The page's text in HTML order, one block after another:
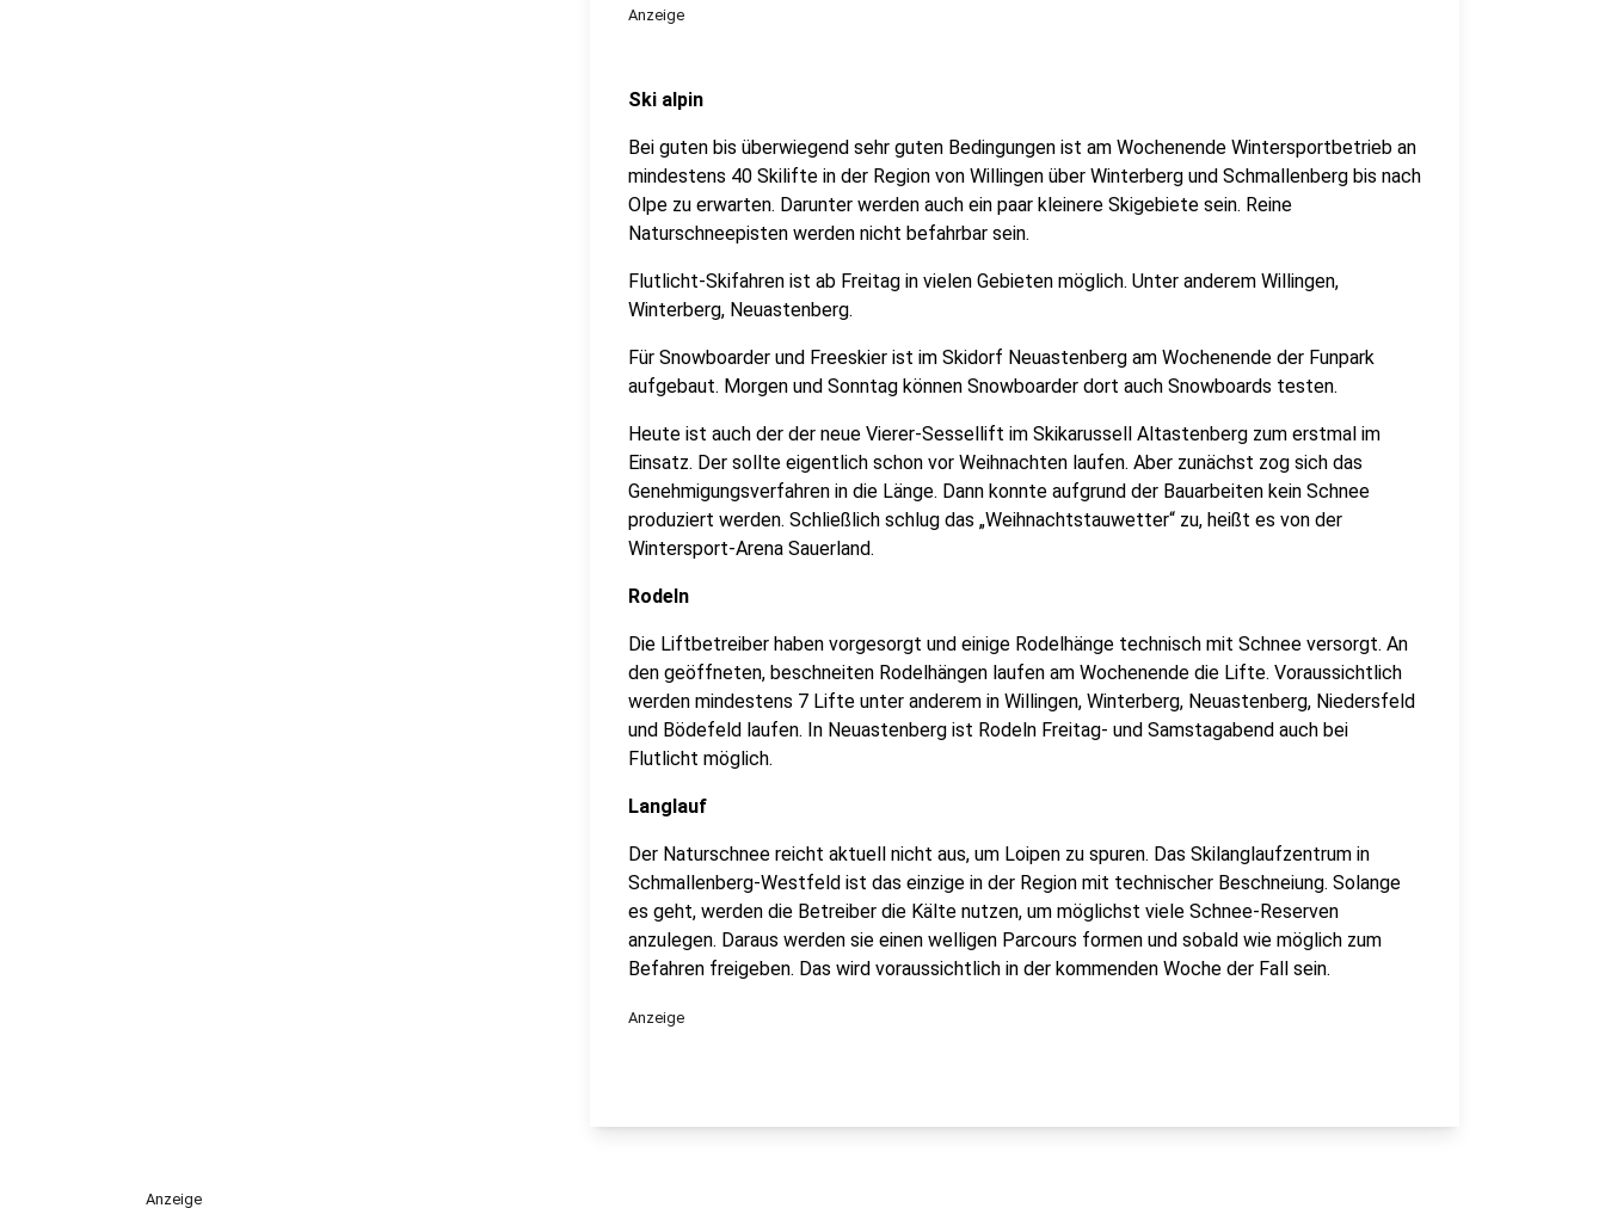
Anzeige
Ski alpin
Bei guten bis überwiegend sehr guten Bedingungen ist am Wochenende Wintersportbetrieb an
mindestens 40 Skilifte in der Region von Willingen über Winterberg und Schmallenberg bis nach
Olpe zu erwarten. Darunter werden auch ein paar kleinere Skigebiete sein. Reine
Naturschneepisten werden nicht befahrbar sein.
Flutlicht-Skifahren ist ab Freitag in vielen Gebieten möglich. Unter anderem Willingen,
Winterberg, Neuastenberg.
Für Snowboarder und Freeskier ist im Skidorf Neuastenberg am Wochenende der Funpark
aufgebaut. Morgen und Sonntag können Snowboarder dort auch Snowboards testen.
Heute ist auch der der neue Vierer-Sessellift im Skikarussell Altastenberg zum erstmal im
Einsatz. Der sollte eigentlich schon vor Weihnachten laufen. Aber zunächst zog sich das
Genehmigungsverfahren in die Länge. Dann konnte aufgrund der Bauarbeiten kein Schnee
produziert werden. Schließlich schlug das „Weihnachtstauwetter“ zu, heißt es von der
Wintersport-Arena Sauerland.
Rodeln
Die Liftbetreiber haben vorgesorgt und einige Rodelhänge technisch mit Schnee versorgt. An
den geöffneten, beschneiten Rodelhängen laufen am Wochenende die Lifte. Voraussichtlich
werden mindestens 7 Lifte unter anderem in Willingen, Winterberg, Neuastenberg, Niedersfeld
und Bödefeld laufen. In Neuastenberg ist Rodeln Freitag- und Samstagabend auch bei
Flutlicht möglich.
Langlauf
Der Naturschnee reicht aktuell nicht aus, um Loipen zu spuren. Das Skilanglaufzentrum in
Schmallenberg-Westfeld ist das einzige in der Region mit technischer Beschneiung. Solange
es geht, werden die Betreiber die Kälte nutzen, um möglichst viele Schnee-Reserven
anzulegen. Daraus werden sie einen welligen Parcours formen und sobald wie möglich zum
Befahren freigeben. Das wird voraussichtlich in der kommenden Woche der Fall sein.
Anzeige
Anzeige